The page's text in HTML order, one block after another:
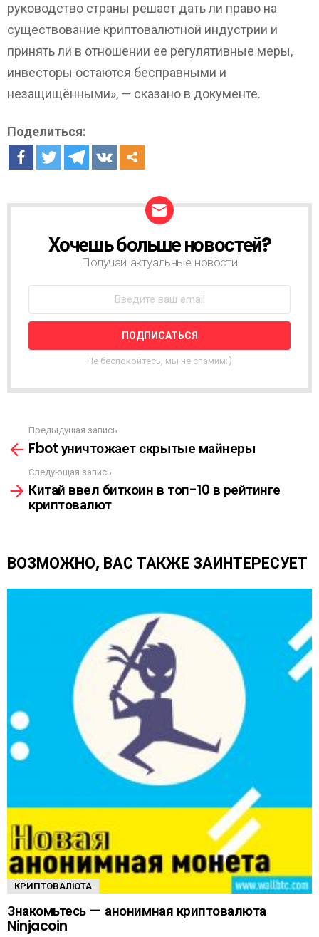
руководство страны решает дать ли право на
существование криптовалютной индустрии и
принять ли в отношении ее регулятивные меры,
инвесторы остаются бесправными и
незащищёнными», — сказано в документе.
Поделиться:
О
Т
Н
А
Ы
Л
К
А
Хочешь больше новостей?
Получай актуальные новости
Не беспокойтесь, мы не спамим;)
м
р
е
щ
е
Предыдущая запись
Fbot уничтожает скрытые майнеры
Следующая запись
Китай ввел биткоин в топ-10 в рейтинге
криптовалют
ВОЗМОЖНО, ВАС ТАКЖЕ ЗАИНТЕРЕСУЕТ
КРИПТОВАЛЮТА
Знакомьтесь — анонимная криптовалюта
Ninjacoin